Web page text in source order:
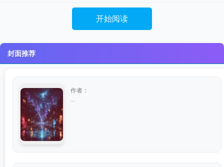
开始阅读
封面推荐
作者：